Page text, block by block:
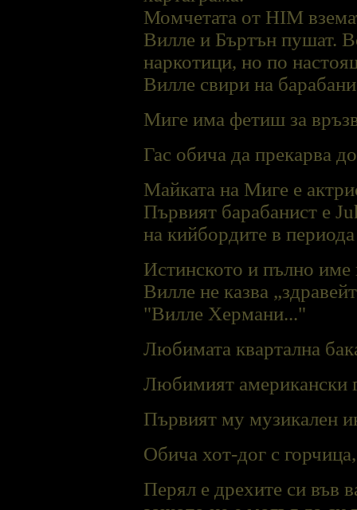
Момчетата от HIM
Виллe и Бъртън пушат.
наркотици, но по
Вилле свири на
Миге има фетиш за
Гас обича да прекарва
Майката на Миге е
Първият барабанист е
на кийбордите в
Истинското и пълно
Виллe не казва
"Вилле Хермани..."
Любимата квартална
Любимият американски
Първият му музикален
Обича хот-дог с
Перял е дрехите си във